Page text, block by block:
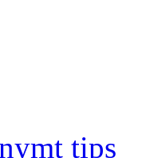
tips